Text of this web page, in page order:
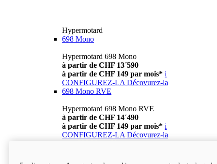
Hypermotard
698 Mono
Hypermotard 698 Mono
à partir de CHF 13´590
à partir de CHF 149 par mois* i
CONFIGUREZ-LA Décovurez-la
698 Mono RVE
Hypermotard 698 Mono RVE
à partir de CHF 14´490
à partir de CHF 149 par mois* i
CONFIGUREZ-LA Décovurez-la
698 Mono Nera
Hypermotard 698 Mono Nera